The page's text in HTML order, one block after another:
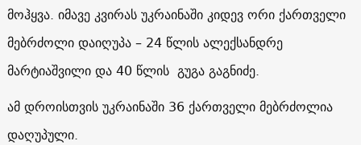
მოჰყვა. იმავე კვირას უკრაინაში კიდევ ორი ქართველი
მებრძოლი დაიღუპა – 24 წლის ალექსანდრე
მარტიაშვილი და 40 წლის გუგა გაგნიძე.
ამ დროისთვის უკრაინაში 36 ქართველი მებრძოლია
დაღუპული.